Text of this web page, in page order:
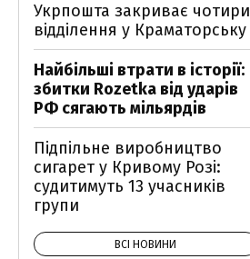
Укрпошта закриває чотири
відділення у Краматорську
Найбільші втрати в історії:
збитки Rozetka від ударів
РФ сягають мільярдів
Підпільне виробництво
сигарет у Кривому Розі:
судитимуть 13 учасників
групи
ВСІ НОВИНИ